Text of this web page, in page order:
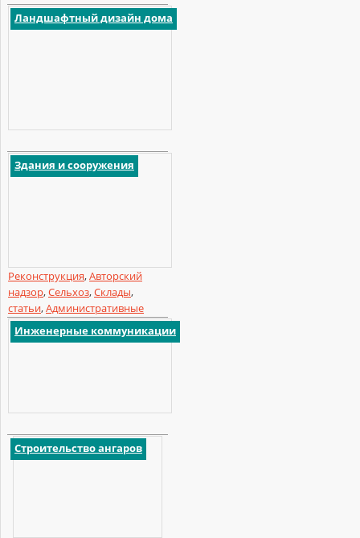
Ландшафтный дизайн дома
Здания и сооружения
Реконструкция,Авторский
надзор,Сельхоз,Склады,
статьи,Административные
Инженерные коммуникации
Строительство ангаров